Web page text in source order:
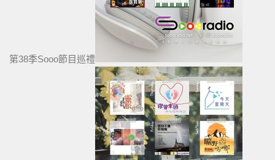
第38季Sooo節目巡禮